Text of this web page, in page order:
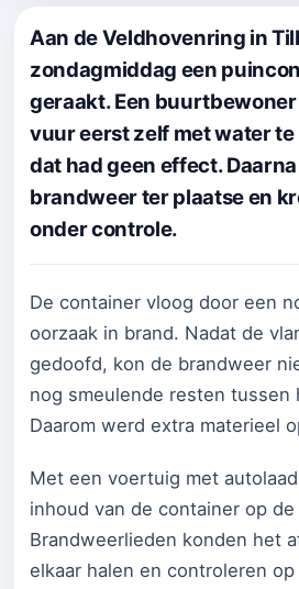
Aan de Veldhovenring in
zondagmiddag een
geraakt. Een
vuur eerst zelf met water te
dat had geen effect.
brandweer ter plaatse en
onder controle.
De container vloog door een
oorzaak in brand. Nadat de
gedoofd, kon de brandweer
nog smeulende resten tussen
Daarom werd extra materieel
Met een voertuig met
inhoud van de container op
Brandweerlieden konden het
elkaar halen en controleren